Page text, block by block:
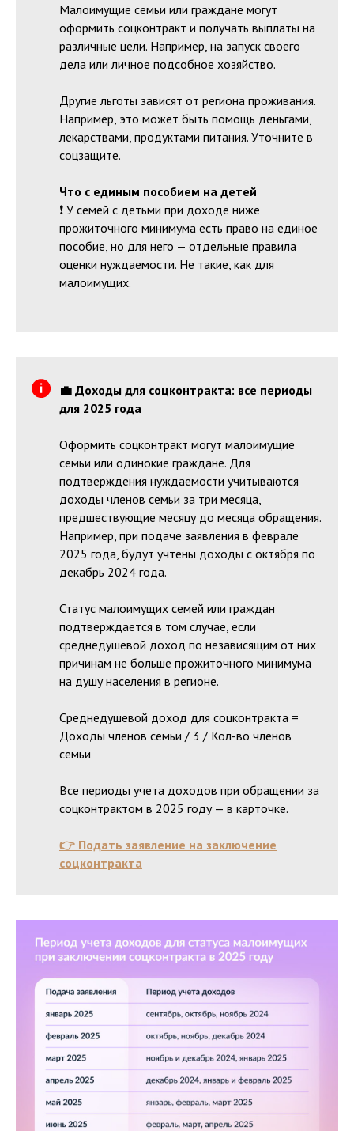
Малоимущие семьи или граждане могут
оформить соцконтракт и получать выплаты на
различные цели. Например, на запуск своего
дела или личное подсобное хозяйство.
Другие льготы зависят от региона проживания.
Например, это может быть помощь деньгами,
лекарствами, продуктами питания. Уточните в
соцзащите.
Что с единым пособием на детей
❗️ У семей с детьми при доходе ниже
прожиточного минимума есть право на единое
пособие, но для него — отдельные правила
оценки нуждаемости. Не такие, как для
малоимущих.
💼 Доходы для соцконтракта: все периоды
для 2025 года
Оформить соцконтракт могут малоимущие
семьи или одинокие граждане. Для
подтверждения нуждаемости учитываются
доходы членов семьи за три месяца,
предшествующие месяцу до месяца обращения.
Например, при подаче заявления в феврале
2025 года, будут учтены доходы с октября по
декабрь 2024 года.
Статус малоимущих семей или граждан
подтверждается в том случае, если
среднедушевой доход по независящим от них
причинам не больше прожиточного минимума
на душу населения в регионе.
Среднедушевой доход для соцконтракта =
Доходы членов семьи / 3 / Кол-во членов
семьи
Все периоды учета доходов при обращении за
соцконтрактом в 2025 году — в карточке.
👉 Подать заявление на заключение
соцконтракта